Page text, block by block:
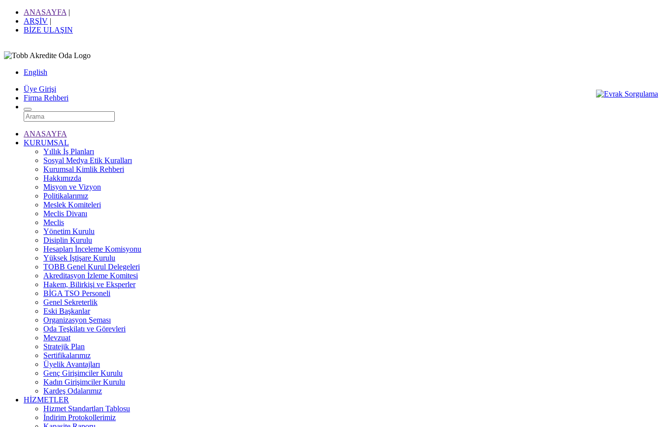
ANASAYFA |
ARŞİV |
BİZE ULAŞIN
English
Üye Girişi
Firma Rehberi
ANASAYFA
KURUMSAL
Yıllık İş Planları
Sosyal Medya Etik Kuralları
Kurumsal Kimlik Rehberi
Hakkımızda
Misyon ve Vizyon
Politikalarımız
Meslek Komiteleri
Meclis Divanı
Meclis
Yönetim Kurulu
Disiplin Kurulu
Hesapları İnceleme Komisyonu
Yüksek İştişare Kurulu
TOBB Genel Kurul Delegeleri
Akreditasyon İzleme Komitesi
Hakem, Bilirkişi ve Eksperler
BİGA TSO Personeli
Genel Sekreterlik
Eski Başkanlar
Organizasyon Şeması
Oda Teşkilatı ve Görevleri
Mevzuat
Stratejik Plan
Sertifikalarımız
Üyelik Avantajları
Genç Girişimciler Kurulu
Kadın Girişimciler Kurulu
Kardeş Odalarımız
HİZMETLER
Hizmet Standartları Tablosu
İndirim Protokollerimiz